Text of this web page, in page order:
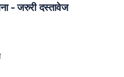
- जरुरी दस्तावेज